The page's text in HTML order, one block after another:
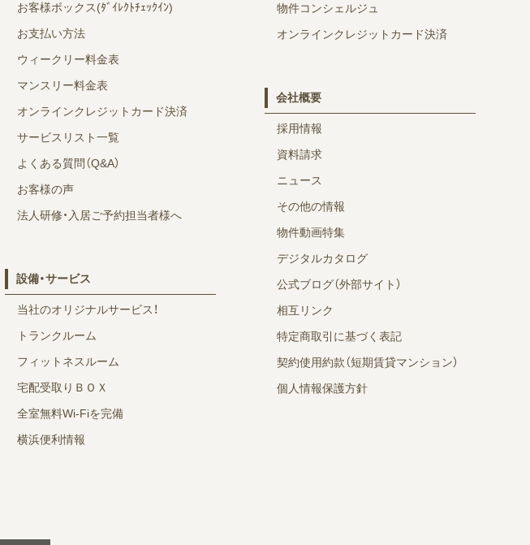
お客様ボックス(ﾀﾞｲﾚｸﾄﾁｪｯｸｲﾝ)
お支払い方法
ウィークリー料金表
マンスリー料金表
オンラインクレジットカード決済
サービスリスト一覧
よくある質問（Q&A）
お客様の声
法人研修・入居ご予約担当者様へ
設備・サービス
当社のオリジナルサービス！
トランクルーム
フィットネスルーム
宅配受取りＢＯＸ
全室無料Wi-Fiを完備
横浜便利情報
物件コンシェルジュ
オンラインクレジットカード決済
会社概要
採用情報
資料請求
ニュース
その他の情報
物件動画特集
デジタルカタログ
公式ブログ（外部サイト）
相互リンク
特定商取引に基づく表記
契約使用約款（短期賃貸マンション）
個人情報保護方針